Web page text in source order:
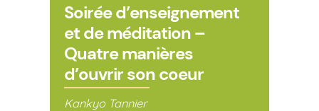
Soirée d’enseignement
et de méditation –
Quatre manières
d’ouvrir son coeur
Kankyo Tannier